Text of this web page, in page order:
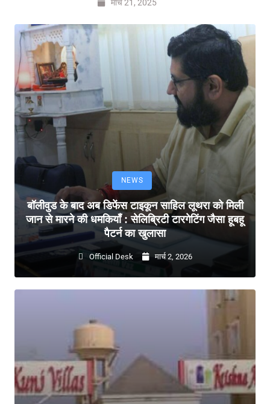
मार्च 21, 2025
NEWS
बॉलीवुड के बाद अब डिफेंस टाइकून साहिल लूथरा को मिली
जान से मारने की धमकियाँ : सेलिब्रिटी टारगेटिंग जैसा हूबहू
पैटर्न का खुलासा
Official Desk मार्च 2, 2026